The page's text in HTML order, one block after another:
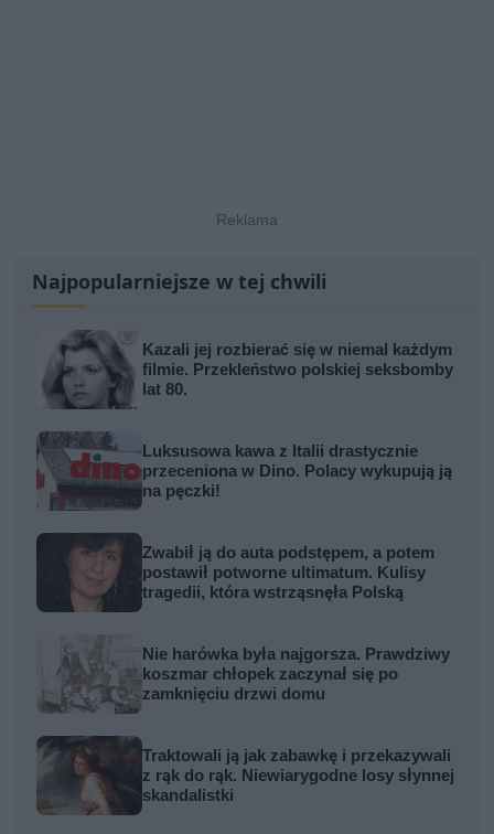
Najpopularniejsze w tej chwili
Kazali jej rozbierać się w niemal każdym
filmie. Przekleństwo polskiej seksbomby
lat 80.
Luksusowa kawa z Italii drastycznie
przeceniona w Dino. Polacy wykupują ją
na pęczki!
Zwabił ją do auta podstępem, a potem
postawił potworne ultimatum. Kulisy
tragedii, która wstrząsnęła Polską
Nie harówka była najgorsza. Prawdziwy
koszmar chłopek zaczynał się po
zamknięciu drzwi domu
Traktowali ją jak zabawkę i przekazywali
z rąk do rąk. Niewiarygodne losy słynnej
skandalistki